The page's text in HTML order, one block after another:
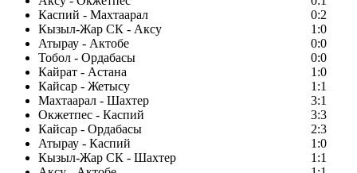
Каспий - Махтаарал
0:2
Кызыл-Жар СК - Аксу
1:0
Атырау - Актобе
0:0
Тобол - Ордабасы
0:0
Кайрат - Астана
1:0
Кайсар - Жетысу
1:1
Махтаарал - Шахтер
3:1
Окжетпес - Каспий
3:3
Кайсар - Ордабасы
2:3
Атырау - Каспий
1:0
Кызыл-Жар СК - Шахтер
1:1